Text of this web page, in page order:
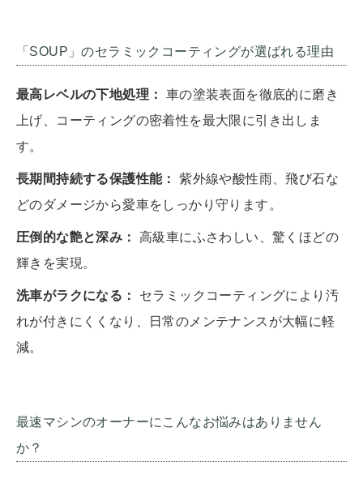
「SOUP」のセラミックコーティングが選ばれる理由
最高レベルの下地処理：
車の塗装表面を徹底的に磨き
上げ、コーティングの密着性を最大限に引き出しま
す。
長期間持続する保護性能：
紫外線や酸性雨、飛び石な
どのダメージから愛車をしっかり守ります。
圧倒的な艶と深み：
高級車にふさわしい、驚くほどの
輝きを実現。
洗車がラクになる：
セラミックコーティングにより汚
れが付きにくくなり、日常のメンテナンスが大幅に軽
減。
最速マシンのオーナーにこんなお悩みはありません
か？